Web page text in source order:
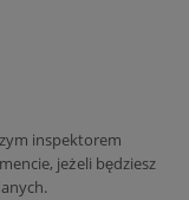
inspektorem
jeżeli będziesz